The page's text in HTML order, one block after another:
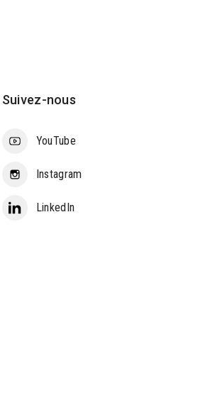
Suivez-nous
YouTube
Instagram
LinkedIn